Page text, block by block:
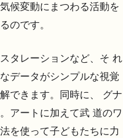
候変動にまつわる活動を
のです。
タレーションなど、そ れ
データがシンプルな視覚
できます。同時に、 グナ
アートに加えて武 道のワ
を使って子どもたちに力